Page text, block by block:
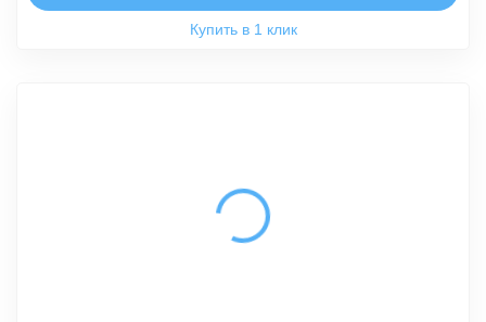
Купить в 1 клик